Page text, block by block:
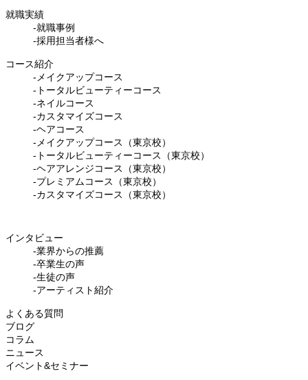
就職実績
-就職事例
-採用担当者様へ
コース紹介
-メイクアップコース
-トータルビューティーコース
-ネイルコース
-カスタマイズコース
-ヘアコース
-メイクアップコース（東京校）
-トータルビューティーコース（東京校）
-ヘアアレンジコース（東京校）
-プレミアムコース（東京校）
-カスタマイズコース（東京校）
インタビュー
-業界からの推薦
-卒業生の声
-生徒の声
-アーティスト紹介
よくある質問
ブログ
コラム
ニュース
イベント&セミナー